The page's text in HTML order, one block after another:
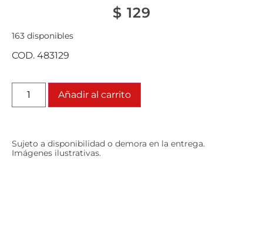
$ 129
163 disponibles
COD. 483129
Añadir al carrito
Sujeto a disponibilidad o demora en la entrega.
Imágenes ilustrativas.